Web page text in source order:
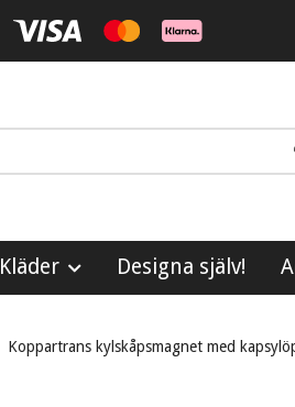
Kläder Designa själv!
Koppartrans kylskåpsmagnet med